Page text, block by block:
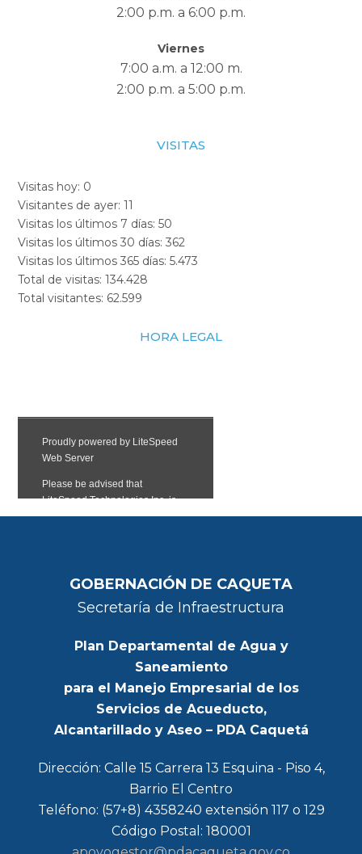
2:00 p.m. a 6:00 p.m.
Viernes
7:00 a.m. a 12:00 m.
2:00 p.m. a 5:00 p.m.
VISITAS
Visitas hoy: 0
Visitantes de ayer:11
Visitas los últimos 7 días:50
Visitas los últimos 30 días:362
Visitas los últimos 365 días:5.473
Total de visitas:134.428
Total visitantes: 62.599
HORA LEGAL
GOBERNACIÓN DE CAQUETA
Secretaría de Infraestructura
Plan Departamental de Agua y
Saneamiento
para el Manejo Empresarial de los
Servicios de Acueducto,
Alcantarillado y Aseo – PDA Caquetá
Dirección: Calle 15 Carrera 13 Esquina - Piso 4,
Barrio El Centro
Teléfono: (57+8) 4358240 extensión 117 o 129
Código Postal: 180001